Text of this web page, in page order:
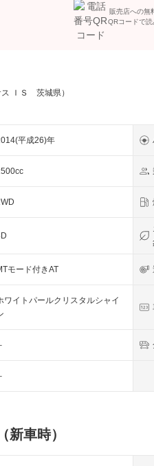
販売店への無
QRコードで読
ス ＩＳ 茨城県）
平成26)年
モード付きAT
ワイトパールクリスタルシャイ
新車時）